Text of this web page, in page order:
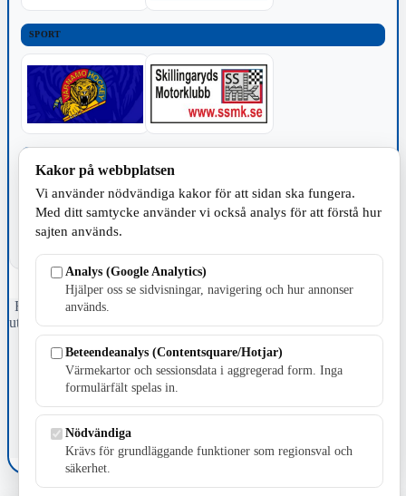
SPORT
Fristående webbtidningsföretag grundat 1991 som sedan 2002 ger
ut tidningen Skillingaryd.nu och 2010 lanserades Värnamo.nu. Från
april 2026 omfattar Skillingaryd.nu tre kommuner: Gnosjö,
Värnamo och Vaggeryds kommun.
Kontakta oss
Postadress: Gisslaköp 1, 568 92 Skillingaryd
Kakinställningar
Kakor på webbplatsen
Vi använder nödvändiga kakor för att sidan ska fungera.
Med ditt samtycke använder vi också analys för att förstå hur
sajten används.
Analys (Google Analytics)
Hjälper oss se sidvisningar, navigering och hur annonser
används.
Beteendeanalys (Contentsquare/Hotjar)
Värmekartor och sessionsdata i aggregerad form. Inga
formulärfält spelas in.
Nödvändiga
Krävs för grundläggande funktioner som regionsval och
säkerhet.